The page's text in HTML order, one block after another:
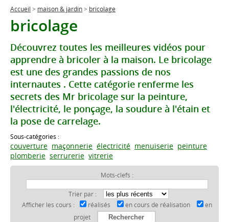
Accueil > maison & jardin> bricolage
bricolage
Découvrez toutes les meilleures vidéos pour
apprendre à bricoler à la maison. Le bricolage
est une des grandes passions de nos
internautes . Cette catégorie renferme les
secrets des Mr bricolage sur la peinture,
l'électricité, le ponçage, la soudure à l'étain et
la pose de carrelage.
Sous-catégories :
couverture maçonnerie électricité menuiserie peinture
plomberie serrurerie vitrerie
Mots-clefs :
Trier par :
Afficher les cours :
réalisés en cours de réalisation
en
projet